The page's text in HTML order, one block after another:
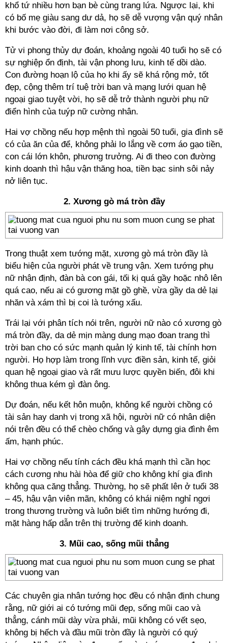
khổ tứ nhiều hơn bạn bè cùng trang lứa. Ngược lại, khi
có bố mẹ giàu sang dư dả, họ sẽ dễ vượng vận quý nhân
khi bước vào đời, đi làm nơi công sở.
Tử vi phong thủy dự đoán, khoảng ngoài 40 tuổi họ sẽ có
sự nghiệp ổn định, tài vận phong lưu, kinh tế dồi dào.
Con đường hoạn lộ của họ khi ấy sẽ khá rộng mở, tốt
đẹp, cộng thêm trí tuệ trời ban và mạng lưới quan hệ
ngoại giao tuyệt vời, họ sẽ dễ trở thành người phụ nữ
điển hình của tuýp nữ cường nhân.
Hai vợ chồng nếu hợp mệnh thì ngoài 50 tuổi, gia đình sẽ
có của ăn của để, không phải lo lắng về cơm áo gạo tiền,
con cái lớn khôn, phương trưởng. Ai đi theo con đường
kinh doanh thì hậu vận thăng hoa, tiền bạc sinh sôi nảy
nở liên tục.
2. Xương gò má tròn đầy
Trong thuật xem tướng mặt, xương gò má tròn đầy là
biểu hiện của người phát về trung vận. Xem tướng phụ
nữ nhận định, đàn bà con gái, tối kị quá gầy hoặc nhô lên
quá cao, nếu ai có gương mặt gồ ghề, vừa gầy da dẻ lại
nhăn và xám thì bị coi là tướng xấu.
Trái lại với phân tích nói trên, người nữ nào có xương gò
má tròn đầy, da dẻ mịn màng dung mạo đoan trang thì
trời ban cho có sức mạnh quản lý kinh tế, tài chính hơn
người. Họ hợp làm trong lĩnh vực điền sản, kinh tế, giỏi
quan hệ ngoại giao và rất mưu lược quyền biến, đôi khi
không thua kém gì đàn ông.
Dự đoán, nếu kết hôn muộn, không kể người chồng có
tài sản hay danh vị trong xã hội, người nữ có nhân diện
nói trên đều có thể chèo chống và gây dựng gia đình êm
ấm, hạnh phúc.
Hai vợ chồng nếu tính cách đều khá mạnh thì cần học
cách cương nhu hài hòa để giữ cho không khí gia đình
không qua căng thẳng. Thường, họ sẽ phất lên ở tuổi 38
– 45, hậu vận viên mãn, không có khái niệm nghỉ ngơi
trong thương trường và luôn biết tìm những hướng đi,
mặt hàng hấp dẫn trên thị trường để kinh doanh.
3. Mũi cao, sống mũi thẳng
Các chuyên gia nhân tướng học đều có nhận định chung
rằng, nữ giới ai có tướng mũi đẹp, sống mũi cao và
thẳng, cánh mũi dày vừa phải, mũi không có vết sẹo,
không bị hếch và đầu mũi tròn đầy là người có quý